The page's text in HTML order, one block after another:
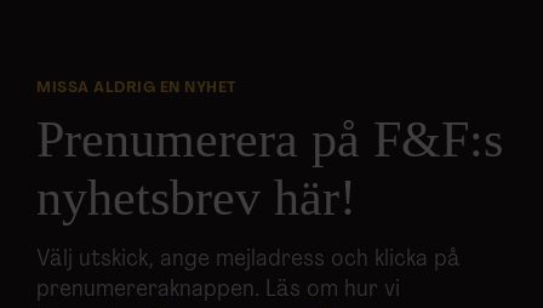
MISSA ALDRIG EN NYHET
Prenumerera på F&F:s
nyhetsbrev här!
Välj utskick, ange mejladress och klicka på
prenumereraknappen. Läs om hur vi